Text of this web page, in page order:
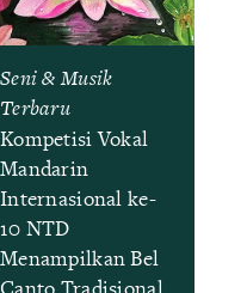
Seni & Musik
Terbaru
Kompetisi Vokal
Mandarin
Internasional ke-
10 NTD
Menampilkan Bel